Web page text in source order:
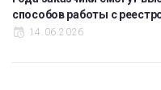
способов работы с
14.06.2026